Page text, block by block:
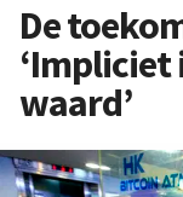
De
‘Impliciet
waard’